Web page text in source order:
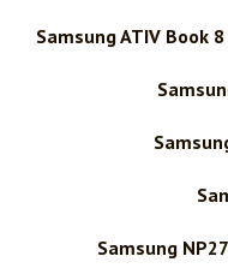
Samsung ATIV Book
Samsung